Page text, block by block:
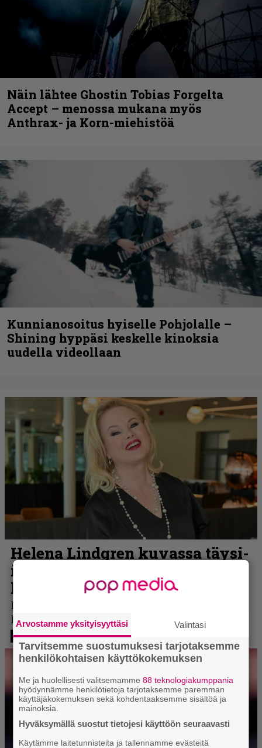
Näin lähtee Ghostin Tobias Forgelta
Accept – menossa mukana myös
Anthrax- ja Korn-miehistöä
Kunnianosoitus hyiselle Pohjolalle –
Shining hyppäsi keskelle kinoksia
uudella videollaan
Arvostamme yksityisyyttäsi Valintasi
Tarvitsemme suostumuksesi tarjotaksemme
henkilökohtaisen käyttökokemuksen
Me ja huolellisesti valitsemamme88 teknologiakumppania
hyödynnämme henkilötietoja tarjotaksemme paremman
käyttäjäkokemuksen sekä kohdentaaksemme sisältöä ja
mainoksia.
Hyväksymällä suostut tietojesi käyttöön seuraavasti
Käytämme laitetunnisteita ja tallennamme evästeitä